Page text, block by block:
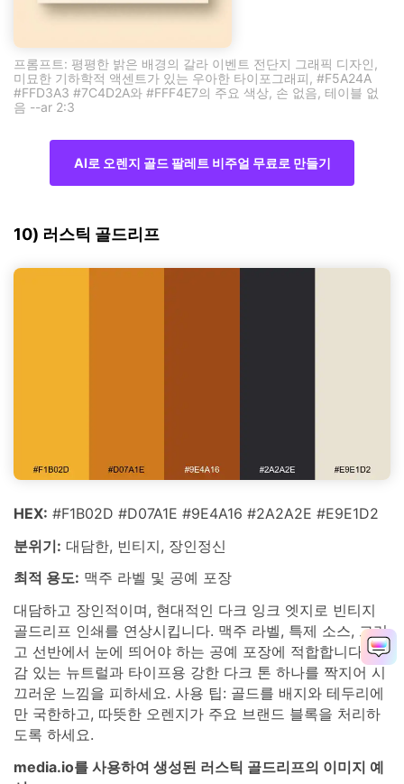
프롬프트: 평평한 밝은 배경의 갈라 이벤트 전단지 그래픽 디자인,
미묘한 기하학적 액센트가 있는 우아한 타이포그래피, #F5A24A
#FFD3A3 #7C4D2A와 #FFF4E7의 주요 색상, 손 없음, 테이블 없
음 --ar 2:3
AI로 오렌지 골드 팔레트 비주얼 무료로 만들기
10) 러스틱 골드리프
HEX: #F1B02D #D07A1E #9E4A16 #2A2A2E #E9E1D2
분위기: 대담한, 빈티지, 장인정신
최적 용도: 맥주 라벨 및 공예 포장
대담하고 장인적이며, 현대적인 다크 잉크 엣지로 빈티지
골드리프 인쇄를 연상시킵니다. 맥주 라벨, 특제 소스, 그리
고 선반에서 눈에 띄어야 하는 공예 포장에 적합합니다. 질
감 있는 뉴트럴과 타이프용 강한 다크 톤 하나를 짝지어 시
끄러운 느낌을 피하세요. 사용 팁: 골드를 배지와 테두리에
만 국한하고, 따뜻한 오렌지가 주요 브랜드 블록을 처리하
도록 하세요.
media.io를 사용하여 생성된 러스틱 골드리프의 이미지 예